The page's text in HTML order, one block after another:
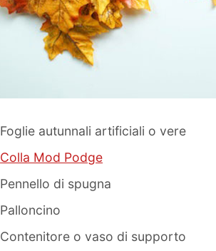
Foglie autunnali artificiali o vere
Colla Mod Podge
Pennello di spugna
Palloncino
Contenitore o vaso di supporto